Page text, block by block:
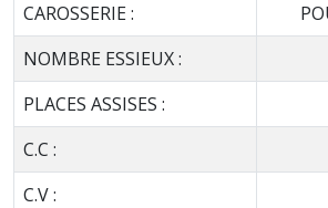
CAROSSERIE :
NOMBRE ESSIEUX :
PLACES ASSISES :
C.C :
C.V :